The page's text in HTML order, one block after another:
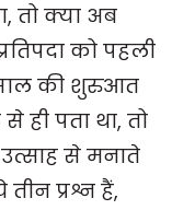
तो क्या अब
को पहली
की शुरुआत
ही पता था, तो
से मनाते
प्रश्न हैं,